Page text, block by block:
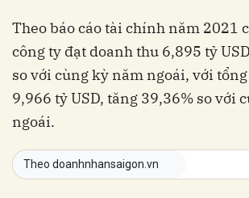
Theo báo cáo tài chính năm 2021
công ty đạt doanh thu 6,895 tỷ
so với cùng kỳ năm ngoái, với
9,966 tỷ USD, tăng 39,36% so với
ngoái.
Theo doanhnhansaigon.vn